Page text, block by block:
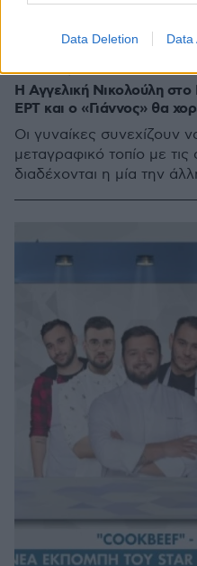
Data Deletion Data
Η Αγγελική Νικολούλη στο
ΕΡΤ και ο «Γιάννος» θα
Οι γυναίκες συνεχίζουν
μεταγραφικό τοπίο με τις
διαδέχονται η μία την
22.07.2021, 21:24